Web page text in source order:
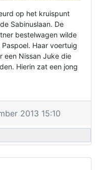
op het kruispunt
Sabinuslaan. De
bestelwagen wilde
Haar voertuig
een Nissan Juke die
Hierin zat een jong
2013 15:10